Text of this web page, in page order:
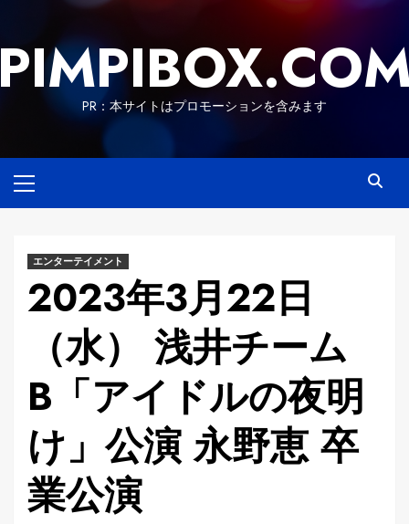
content
PR：本サイトはプロモーションを含みます
Menu
エンターテイメント
2023年3月22日
（水） 浅井チーム
B「アイドルの夜明
け」公演 永野恵 卒
業公演